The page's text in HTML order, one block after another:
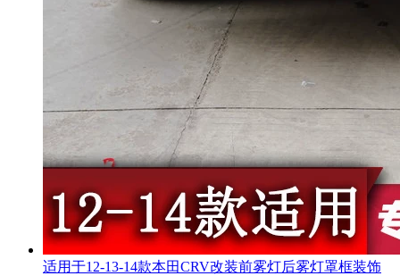
适用于12-13-14款本田CRV改装前雾灯后雾灯罩框装饰